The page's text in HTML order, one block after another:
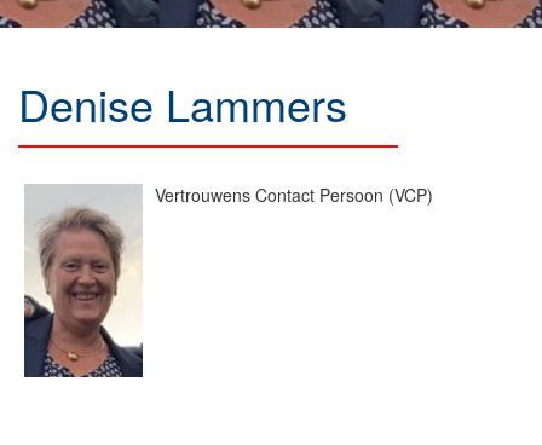
Denise Lammers
Vertrouwens Contact Persoon (VCP)